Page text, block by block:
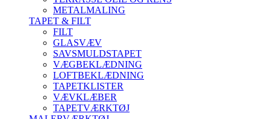
METALMALING
TAPET & FILT
FILT
GLASVÆV
SAVSMULDSTAPET
VÆGBEKLÆDNING
LOFTBEKLÆDNING
TAPETKLISTER
VÆVKLÆBER
TAPETVÆRKTØJ